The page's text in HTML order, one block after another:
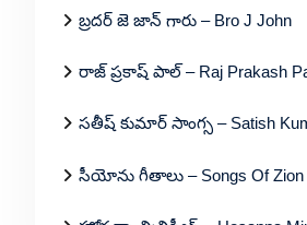
బ్రదర్ జె జాన్ గారు – Bro J John
రాజ్ ప్రకాష్ పాల్ – Raj Prakash
సతీష్ కుమార్ సాంగ్స – Satish
సీయోను గీతాలు – Songs Of Zion